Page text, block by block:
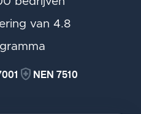
van 4.8
health_and_safety NEN 7510